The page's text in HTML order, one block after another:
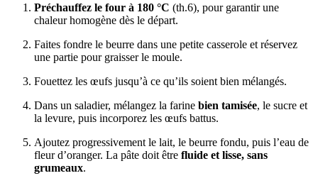
Préchauffez le four à 180 °C (th.6), pour garantir une
chaleur homogène dès le départ.
Faites fondre le beurre dans une petite casserole et réservez
une partie pour graisser le moule.
Fouettez les œufs jusqu’à ce qu’ils soient bien mélangés.
Dans un saladier, mélangez la farine bien tamisée, le sucre et
la levure, puis incorporez les œufs battus.
Ajoutez progressivement le lait, le beurre fondu, puis l’eau de
fleur d’oranger. La pâte doit être fluide et lisse, sans
grumeaux.